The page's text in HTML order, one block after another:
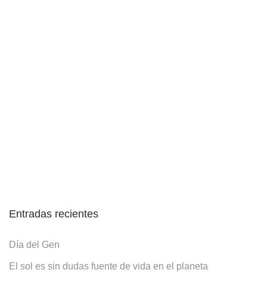
Entradas recientes
Día del Gen
El sol es sin dudas fuente de vida en el planeta